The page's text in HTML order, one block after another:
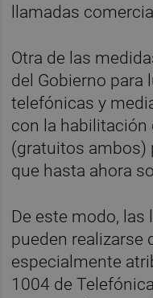
llamadas
Otra de las
del Gobierno para
telefónicas y
con la habilitación
(gratuitos ambos)
que hasta ahora
De este modo,
pueden realizarse
especialmente
1004 de